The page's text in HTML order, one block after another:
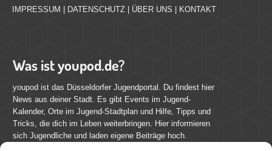
IMPRESSUM DATENSCHUTZ ÜBER UNS KONTAKT
Was ist youpod.de?
youpod ist das Düsseldorfer Jugendportal. Du findest hier
News aus deiner Stadt. Es gibt Events im Jugend-
Kalender, Orte im Jugend-Stadtplan und Hilfe, Tipps und
Tricks, die dich im Leben weiterbringen. Hier informieren
sich Jugendliche und laden eigene Beiträge hoch.